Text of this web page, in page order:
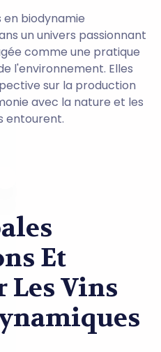
en biodynamie
un univers passionnant
comme une pratique
l'environnement. Elles
sur la production
avec la nature et les
entourent.
Et
Les Vins